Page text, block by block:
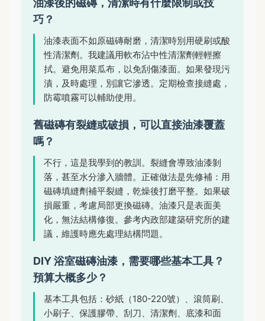
油漆後的磁磚，清潔時有什麼限制或技
巧？
油漆表面不如原磁磚耐磨，清潔時別用硬刷或酸
性清潔劑。我建議用軟布沾中性清潔劑輕輕擦
拭。避免用菜瓜布，以免刮傷漆面。如果發現污
漬，及時處理，別讓它滲透。定期檢查接縫處，
防霉噴霧可以輔助使用。
舊磁磚有裂縫或破損，可以直接油漆覆蓋
嗎？
不行，這是我學到的教訓。裂縫會導致油漆剝
落，甚至水分滲入牆體。正確做法是先修補：用
磁磚填縫劑補平裂縫，乾燥後打磨平整。如果破
損嚴重，考慮局部更換磁磚。油漆只是表面美
化，無法結構修復。參考內政部建築研究所的建
議，維護時應先處理結構問題。
DIY 浴室磁磚油漆，需要哪些基本工具？
預算大概多少？
基本工具包括：砂紙（180-220號）、滾筒刷、
小刷子、保護膠帶、刮刀、清潔劑、底漆和面